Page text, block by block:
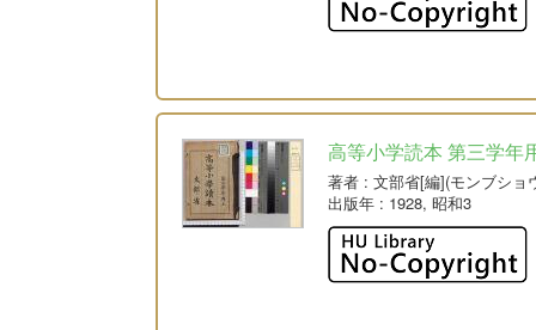
高等小学読本 第三学年
著者 : 文部省[編](モンブショ
出版年 : 1928, 昭和3